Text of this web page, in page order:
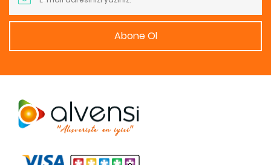
Abone Ol